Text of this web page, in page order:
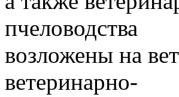
пчеловодства
возложены на
ветеринарно-